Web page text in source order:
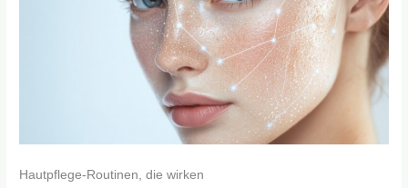
Hautpflege-Routinen, die wirken